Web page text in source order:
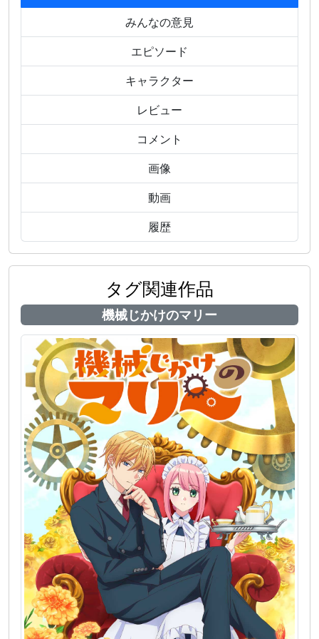
みんなの意見
エピソード
キャラクター
レビュー
コメント
画像
動画
履歴
タグ関連作品
機械じかけのマリー